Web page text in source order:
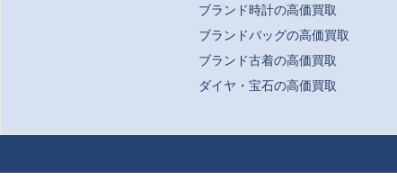
ブランド時計の高価買取
ブランドバッグの高価買取
ブランド古着の高価買取
ダイヤ・宝石の高価買取